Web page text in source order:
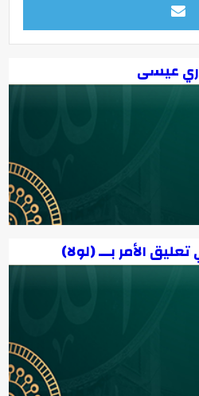
عيسى
الأمر بـــ (لولا)